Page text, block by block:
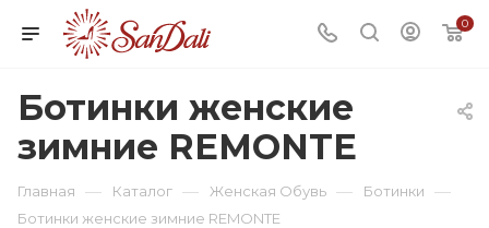
0
Ботинки женские
зимние REMONTE
Главная — Каталог — Женская Обувь — Ботинки —
Ботинки женские зимние REMONTE